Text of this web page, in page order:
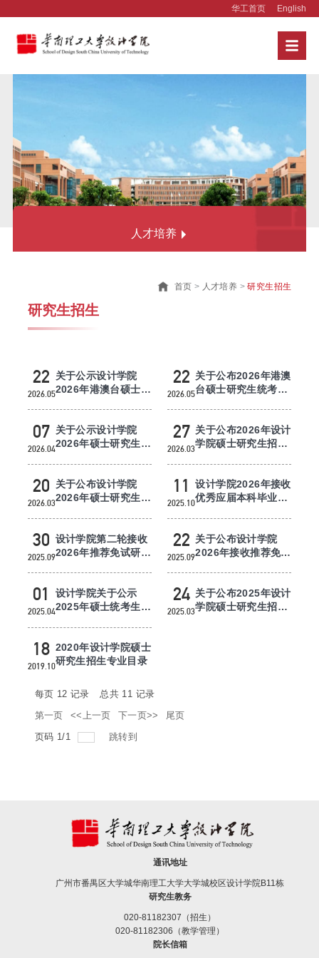
华工首页 English
人才培养
研究生招生
中外合作办学项目
教学成果
首页 > 人才培养 >研究生招生
研究生招生
22
2026.05
关于公示设计学院
2026年港澳台硕士研
22
2026.05
关于公布2026年港澳
台硕士研究生统考复
07
2026.04
关于公示设计学院
2026年硕士研究生统
27
2026.03
关于公布2026年设计
学院硕士研究生招生
20
2026.03
关于公布设计学院
2026年硕士研究生第
11
2025.10
设计学院2026年接收
优秀应届本科毕业生
30
2025.09
设计学院第二轮接收
2026年推荐免试研究
22
2025.09
关于公布设计学院
2026年接收推荐免试
01
2025.04
设计学院关于公示
2025年硕士统考生拟
24
2025.03
关于公布2025年设计
学院硕士研究生招生
18
2019.10
2020年设计学院硕士
研究生招生专业目录
每页 12 记录 总共 11 记录
第一页
<<上一页 下一页>>
尾页
页码 1/1 跳转到
通讯地址
广州市番禺区大学城华南理工大学大学城校区设计学院B11栋
研究生教务
020-81182307（招生）
020-81182306（教学管理）
院长信箱